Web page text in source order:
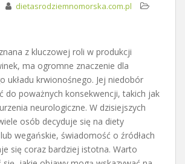
dietasrodziemnomorska.com.pl
z kluczowej roli w produkcji
ma ogromne znaczenie dla
układu krwionośnego. Jej niedobór
do poważnych konsekwencji, takich jak
neurologiczne. W dzisiejszych
osób decyduje się na diety
wegańskie, świadomość o źródłach
się coraz bardziej istotna. Warto